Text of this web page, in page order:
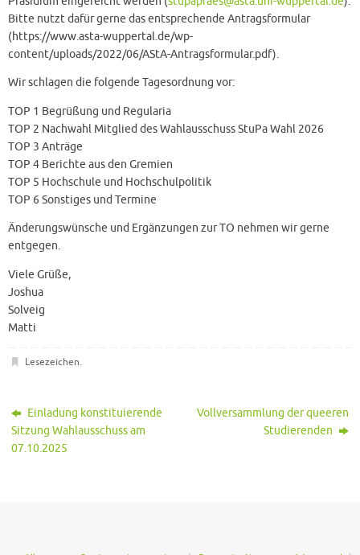
Bitte nutzt dafür gerne das entsprechende Antragsformular
(https://www.asta-wuppertal.de/wp-
content/uploads/2022/06/AStA-Antragsformular.pdf).
Wir schlagen die folgende Tagesordnung vor:
TOP 1 Begrüßung und Regularia
TOP 2 Nachwahl Mitglied des Wahlausschuss StuPa Wahl 2026
TOP 3 Anträge
TOP 4 Berichte aus den Gremien
TOP 5 Hochschule und Hochschulpolitik
TOP 6 Sonstiges und Termine
Änderungswünsche und Ergänzungen zur TO nehmen wir gerne
entgegen.
Viele Grüße,
Joshua
Solveig
Matti
Lesezeichen.
Einladung konstituierende
Sitzung Wahlausschuss am
07.10.2025
Vollversammlung der queeren
Studierenden